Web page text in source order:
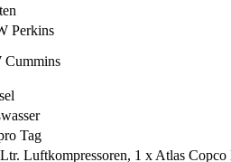
Perkins
Cummins
Tag
Luftkompressoren, 1 x Atlas